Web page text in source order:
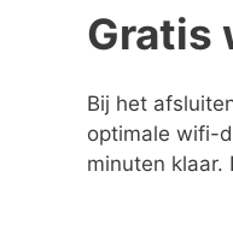
Gratis
Bij het
optimale wifi-
minuten klaar.